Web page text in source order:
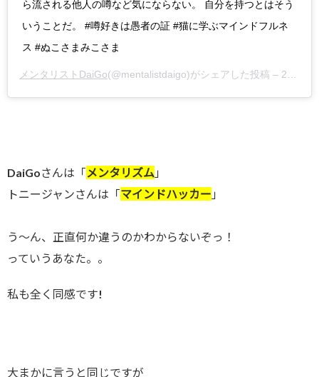
ら流される他人の噂など気にならない。 自分を持つとはそう
いうことだ。 #噂好きは愚者の証 #猫に学ぶマインドフルネ
ス #ぬこさまみこさま
メンタリストDaiGo(@mentalistdaigo)がシェアした投稿 – 2018年 2月月9日午後9時13分PST
DaiGoさんは「 メンタリズム 」
トニージャンさんは「マインドハッカー 」
う～ん、正直何か違うのかわからないぞっ！
っていうあなた。。
私も全く同感です!
大まかに言うと同じですが